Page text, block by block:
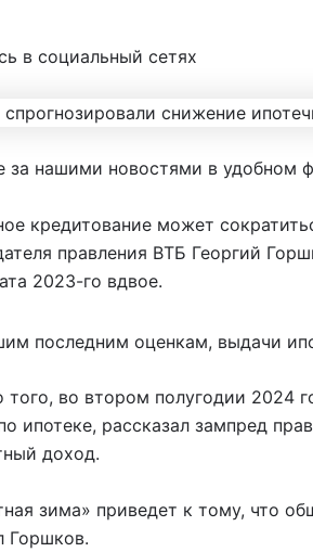
в социальный сетях
за нашими новостями в удобном
кредитование может
правления ВТБ Георгий
2023-го вдвое.
последним оценкам, выдачи
во втором полугодии 2024
ипотеке, рассказал зампред
доход.
зима» приведет к тому, что
Горшков.